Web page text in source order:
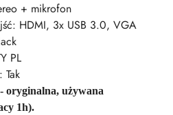
+ mikrofon
HDMI, 3x USB 3.0, VGA
PL
Tak
oryginalna, używana
1h).